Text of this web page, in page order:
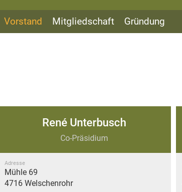
Vorstand Mitgliedschaft Gründung
René Unterbusch
Co-Präsidium
Adresse
Mühle 69
4716 Welschenrohr